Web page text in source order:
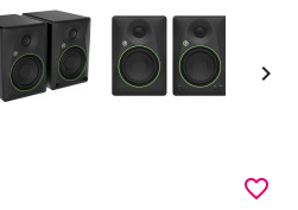

favorite_border